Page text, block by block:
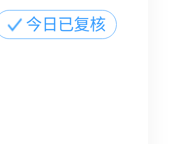
今日已复核